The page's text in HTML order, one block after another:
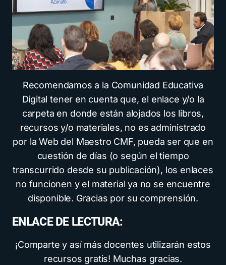
Recomendamos a la Comunidad Educativa
Digital tener en cuenta que, el enlace y/o la
carpeta en donde están alojados los libros,
recursos y/o materiales, no es administrado
por la Web del Maestro CMF, pueda ser que en
cuestión de días (o según el tiempo
transcurrido desde su publicación), los enlaces
no funcionen y el material ya no se encuentre
disponible. Gracias por su comprensión.
ENLACE DE LECTURA:
¡Comparte y así más docentes utilizarán estos
recursos gratis! Muchas gracias.